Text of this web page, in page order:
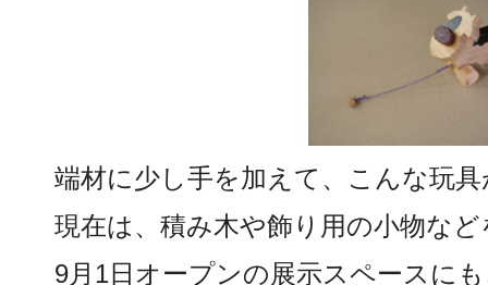
端材に少し手を加えて、こんな玩
現在は、積み木や飾り用の小物な
9月1日オープンの展示スペースに